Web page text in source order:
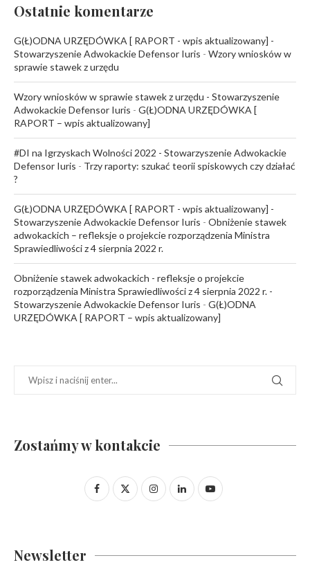
Ostatnie komentarze
G(Ł)ODNA URZĘDÓWKA [ RAPORT - wpis aktualizowany] -
Stowarzyszenie Adwokackie Defensor Iuris - Wzory wniosków w
sprawie stawek z urzędu
Wzory wniosków w sprawie stawek z urzędu - Stowarzyszenie
Adwokackie Defensor Iuris - G(Ł)ODNA URZĘDÓWKA [
RAPORT – wpis aktualizowany]
#DI na Igrzyskach Wolności 2022 - Stowarzyszenie Adwokackie
Defensor Iuris - Trzy raporty: szukać teorii spiskowych czy działać
?
G(Ł)ODNA URZĘDÓWKA [ RAPORT - wpis aktualizowany] -
Stowarzyszenie Adwokackie Defensor Iuris - Obniżenie stawek
adwokackich – refleksje o projekcie rozporządzenia Ministra
Sprawiedliwości z 4 sierpnia 2022 r.
Obniżenie stawek adwokackich - refleksje o projekcie
rozporządzenia Ministra Sprawiedliwości z 4 sierpnia 2022 r. -
Stowarzyszenie Adwokackie Defensor Iuris - G(Ł)ODNA
URZĘDÓWKA [ RAPORT – wpis aktualizowany]
Zostańmy w kontakcie
Newsletter